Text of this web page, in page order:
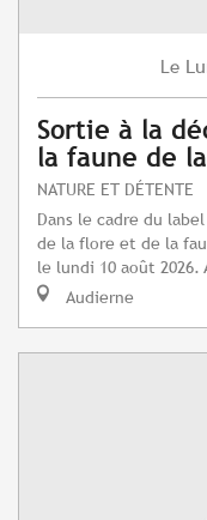
Le
Sortie à la
la faune de
NATURE ET DÉTENTE
Dans le cadre du
de la flore et de la
le lundi 10 août 2026.
Audierne